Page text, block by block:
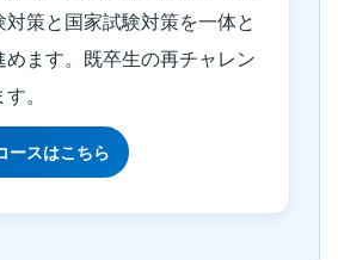
策と国家試験対策を一体と
めます。既卒生の再チャレン
。
ースはこちら